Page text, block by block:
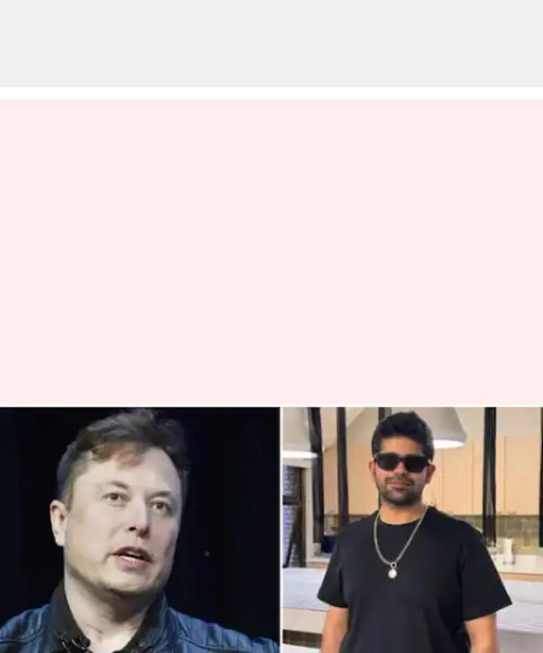
Elon Musk: 'ప్రతిభావంతులకు గ్రీన్
కార్డు కష్టమే'.. సీఈఓ పోస్ట్‌కు ఎలాన్
మస్క్ స్పందన
వ్రాసిన వారు Jayachandra Akuri Nov 01, 2024 02:16 pm
ఈ వార్తాకథనం ఏంటి